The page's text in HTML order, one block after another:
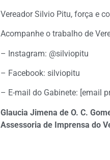
Vereador Silvio Pitu, força e
Acompanhe o trabalho de
– Instagram: @silviopitu
– Facebook: silviopitu
– E-mail do Gabinete: [email
Glaucia Jimena de O. C.
Assessoria de Imprensa do